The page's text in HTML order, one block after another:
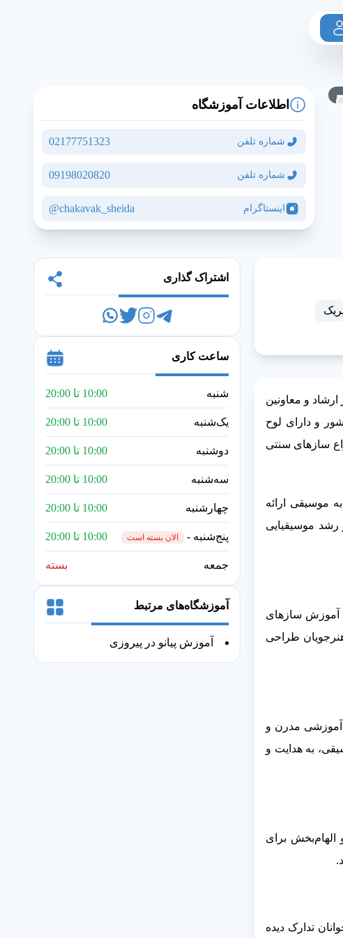
اطلاعات آموزشگاه
شماره تلفن 02177751323
شماره تلفن 09198020820
اینستاگرام chakavak_sheida@
و معاونین
و دارای لوح
سازهای سنتی
موسیقی ارائه
رشد موسیقیایی
آموزش سازهای
هنرجویان طراحی
مدرن و
به هدایت و
الهام‌بخش برای
تدارک دیده
اشتراک گذاری
ساعت کاری
شنبه 10:00 تا 20:00
یک‌شنبه 10:00 تا 20:00
دوشنبه 10:00 تا 20:00
سه‌شنبه 10:00 تا 20:00
چهارشنبه 10:00 تا 20:00
پنج‌شنبه - الان بسته است 10:00 تا 20:00
جمعه بسته
آموزشگاه‌های مرتبط
آموزش پیانو در پیروزی